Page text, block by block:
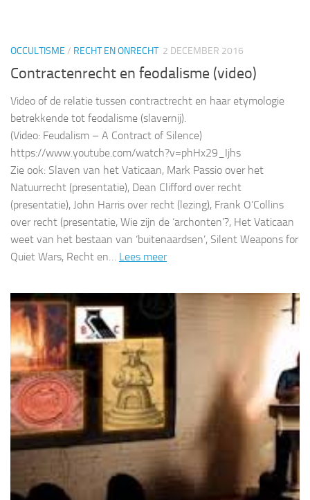
OCCULTISME / RECHT EN ONRECHT 2 DECEMBER 2016
Contractenrecht en feodalisme (video)
Video of de relatie tussen contractrecht en haar etymologie
betrekkende tot feodalisme (slavernij).
(Video: Feudalism – A Contract of Silence)
https://www.youtube.com/watch?v=phHx29_Ijhs
Zie ook: Slaven van het Vaticaan, Mark Passio over het
Natuurrecht (presentatie), Dean Clifford over recht
(presentatie), John Harris over recht (lezing), Frank O’Collins
over recht (presentatie, Wie zijn de ‘archonten’?, Het Vaticaan
weet van het bestaan van ‘buitenaardsen’, Silent Weapons for
Quiet Wars, Recht en… Lees meer